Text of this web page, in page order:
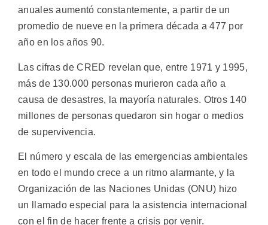
anuales aumentó constantemente, a partir de un
promedio de nueve en la primera década a 477 por
año en los años 90.
Las cifras de CRED revelan que, entre 1971 y 1995,
más de 130.000 personas murieron cada año a
causa de desastres, la mayoría naturales. Otros 140
millones de personas quedaron sin hogar o medios
de supervivencia.
El número y escala de las emergencias ambientales
en todo el mundo crece a un ritmo alarmante, y la
Organización de las Naciones Unidas (ONU) hizo
un llamado especial para la asistencia internacional
con el fin de hacer frente a crisis por venir.